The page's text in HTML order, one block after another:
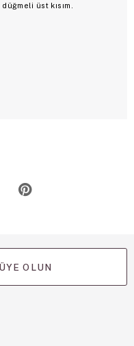
üst kısım.
OLUN